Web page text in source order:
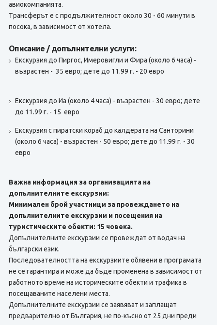
авиокомпанията.
Tрансферът е с продължителност около 30 - 60 минути в
посока, в зависимост от хотела.
Описание / допълнителни услуги:
Екскурзия до Пиргос, Имеровигли и Фира (около 6 часа) -
възрастен - 35 евро; дете до 11.99 г. - 20 евро
Eкскурзия до Иа (около 4 часа) - възрастен - 30 евро; дете
до 11.99 г. - 15 евро
Екскурзия с пиратски кораб до калдерата на Санторини
(около 6 часа) - възрастен - 50 евро; дете до 11.99 г. - 30
евро
Важна информация за организацията на
допълнителните екскурзии:
Минимален брой участници за провеждането на
допълнителните екскурзии и посещения на
туристическите обекти: 15 човека.
Допълнителните екскурзии се провеждат от водач на
български език.
Последователността на екскурзиите обявени в програмата
не се гарантира и може да бъде променена в зависимост от
работното време на историческите обекти и трафика в
посещаваните населени места.
Допълнителните екскурзии се заявяват и заплащат
предварително от България, не по-късно от 25 дни преди